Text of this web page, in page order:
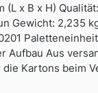
(L x B x H)
Gewicht: 2,235
Aufbau Aus
Kartons beim